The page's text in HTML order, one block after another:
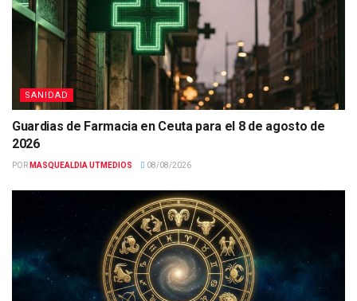
SANIDAD
Guardias de Farmacia en Ceuta para el 8 de agosto de
2026
POR MASQUEALDIA UTMEDIOS 08/08/2026